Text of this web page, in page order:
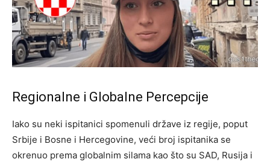
Regionalne i Globalne Percepcije
Iako su neki ispitanici spomenuli države iz regije, poput
Srbije i Bosne i Hercegovine, veći broj ispitanika se
okrenuo prema globalnim silama kao što su SAD, Rusija i